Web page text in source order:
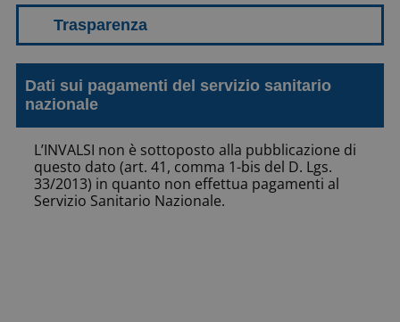
Dati sui pagamenti del servizio sanitario
nazionale
L’INVALSI non è sottoposto alla pubblicazione di
questo dato (art. 41, comma 1-bis del D. Lgs.
33/2013) in quanto non effettua pagamenti al
Servizio Sanitario Nazionale.